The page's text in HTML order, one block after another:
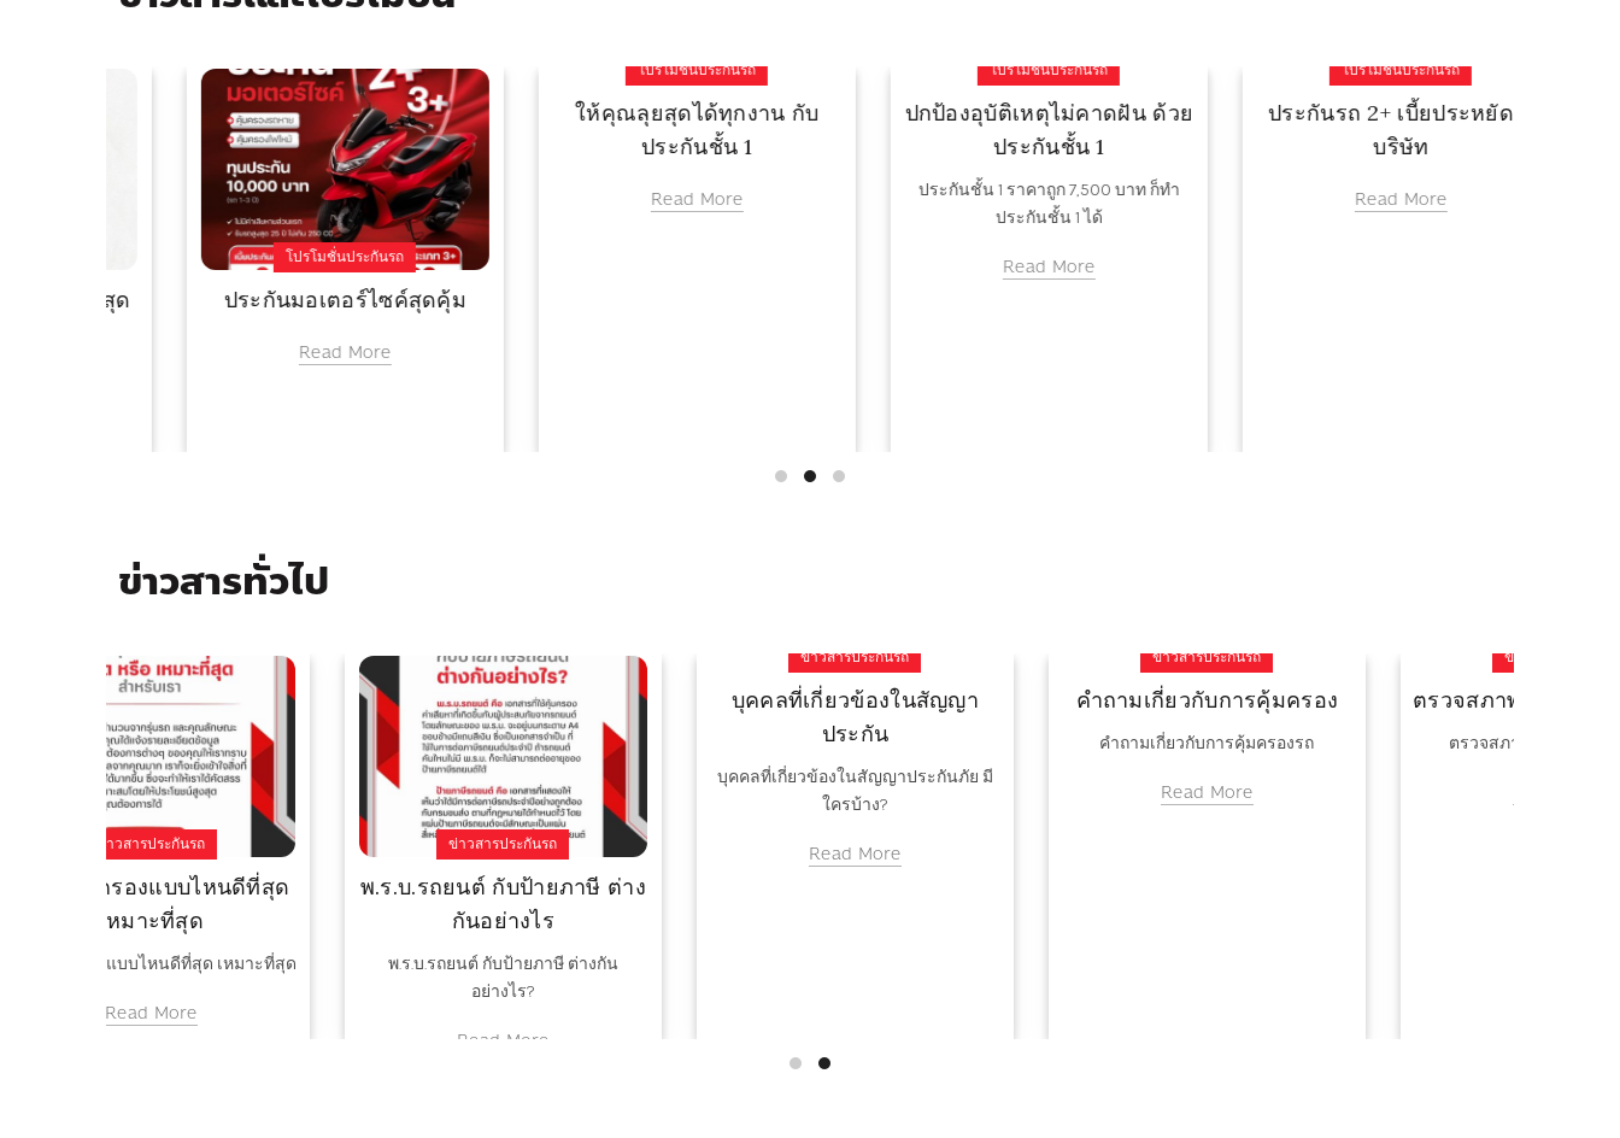
โปรโมชั่นประกันรถ
ให้คุณลุยสุดได้ทุกงาน กับ
โปรโมชั่นประกันรถ
โปรโมชั่นประกันรถ
มือถือเครื่องเดียว ตอบโจทย์
ทุกการขาย ชีวิตง่ายขึ้นกับฟิน
Read More
ข่าวสารทั่วไป
ข่าวสารประกันรถ
พ.ร.บ.รถยนต์ กับป้ายภาษี ต่าง
พ.ร.บ.รถยนต์ กับป้ายภาษี ต่างกัน
Read More
ข่าวสารประกันรถ
บุคคลที่เกี่ยวข้องในสัญญา
บุคคลที่เกี่ยวข้องในสัญญาประกันภัย มี
Read More
ตรวจสภาพรถล่วงหน้าคืออะไร
ตรวจสภาพรถล่วงหน้าคืออะไร